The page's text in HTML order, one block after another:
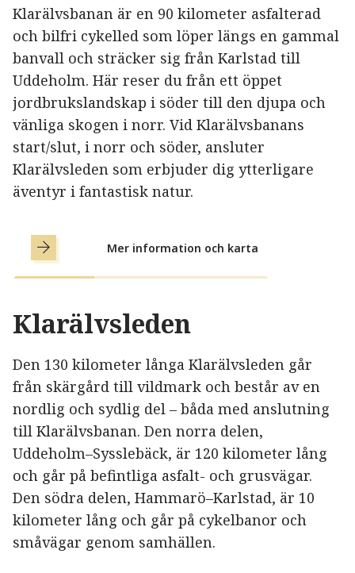
Klarälvsbanan är en 90 kilometer asfalterad
och bilfri cykelled som löper längs en gammal
banvall och sträcker sig från Karlstad till
Uddeholm. Här reser du från ett öppet
jordbrukslandskap i söder till den djupa och
vänliga skogen i norr. Vid Klarälvsbanans
start/slut, i norr och söder, ansluter
Klarälvsleden som erbjuder dig ytterligare
äventyr i fantastisk natur.
Mer information och karta
Klarälvsleden
Den 130 kilometer långa Klarälvsleden går
från skärgård till vildmark och består av en
nordlig och sydlig del – båda med anslutning
till Klarälvsbanan. Den norra delen,
Uddeholm–Sysslebäck, är 120 kilometer lång
och går på befintliga asfalt- och grusvägar.
Den södra delen, Hammarö–Karlstad, är 10
kilometer lång och går på cykelbanor och
småvägar genom samhällen.